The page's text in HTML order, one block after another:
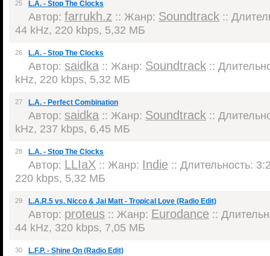
25 L.A. - Stop The Clocks
Автор: farrukh.z :: Жанр: Soundtrack ::
44 kHz, 220 kbps, 5,32 МБ
26 L.A. - Stop The Clocks
Автор: saidka :: Жанр: Soundtrack ::
kHz, 220 kbps, 5,32 МБ
27 L.A. - Perfect Combination
Автор: saidka :: Жанр: Soundtrack ::
kHz, 237 kbps, 6,45 МБ
28 L.A. - Stop The Clocks
Автор: LLIaX :: Жанр: Indie :: Длительность:
220 kbps, 5,32 МБ
29 L.A.R.5 vs. Nicco & Jai Matt - Tropical Love (Radio Edit)
Автор: proteus :: Жанр: Eurodance ::
44 kHz, 320 kbps, 7,05 МБ
30 L.F.P. - Shine On (Radio Edit)